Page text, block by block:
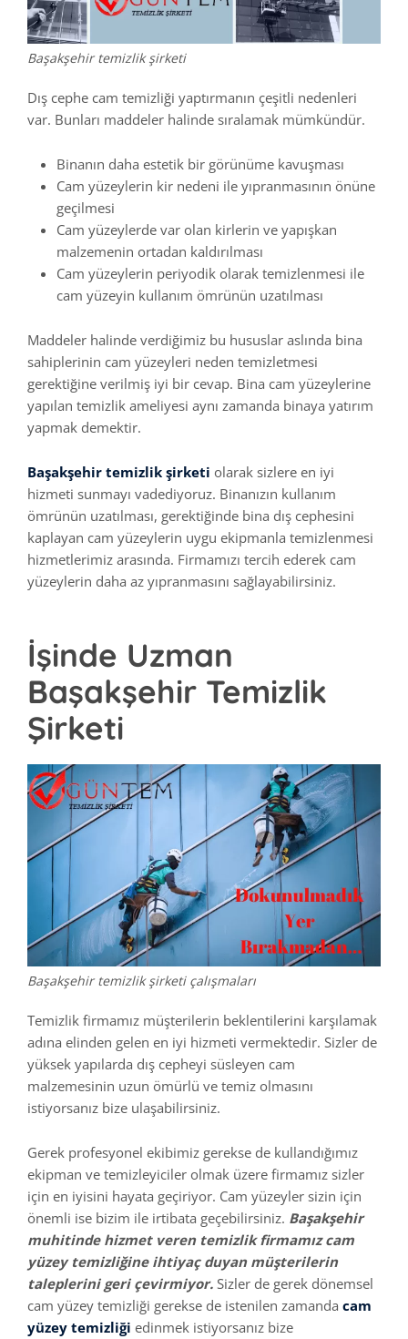
Başakşehir temizlik şirketi
Dış cephe cam temizliği yaptırmanın çeşitli nedenleri
var. Bunları maddeler halinde sıralamak mümkündür.
Binanın daha estetik bir görünüme kavuşması
Cam yüzeylerin kir nedeni ile yıpranmasının önüne
geçilmesi
Cam yüzeylerde var olan kirlerin ve yapışkan
malzemenin ortadan kaldırılması
Cam yüzeylerin periyodik olarak temizlenmesi ile
cam yüzeyin kullanım ömrünün uzatılması
Maddeler halinde verdiğimiz bu hususlar aslında bina
sahiplerinin cam yüzeyleri neden temizletmesi
gerektiğine verilmiş iyi bir cevap. Bina cam yüzeylerine
yapılan temizlik ameliyesi aynı zamanda binaya yatırım
yapmak demektir.
Başakşehir temizlik şirketi olarak sizlere en iyi
hizmeti sunmayı vadediyoruz. Binanızın kullanım
ömrünün uzatılması, gerektiğinde bina dış cephesini
kaplayan cam yüzeylerin uygu ekipmanla temizlenmesi
hizmetlerimiz arasında. Firmamızı tercih ederek cam
yüzeylerin daha az yıpranmasını sağlayabilirsiniz.
İşinde Uzman
Başakşehir Temizlik
Şirketi
Başakşehir temizlik şirketi çalışmaları
Temizlik firmamız müşterilerin beklentilerini karşılamak
adına elinden gelen en iyi hizmeti vermektedir. Sizler de
yüksek yapılarda dış cepheyi süsleyen cam
malzemesinin uzun ömürlü ve temiz olmasını
istiyorsanız bize ulaşabilirsiniz.
Gerek profesyonel ekibimiz gerekse de kullandığımız
ekipman ve temizleyiciler olmak üzere firmamız sizler
için en iyisini hayata geçiriyor. Cam yüzeyler sizin için
önemli ise bizim ile irtibata geçebilirsiniz. Başakşehir
muhitinde hizmet veren temizlik firmamız cam
yüzey temizliğine ihtiyaç duyan müşterilerin
taleplerini geri çevirmiyor. Sizler de gerek dönemsel
cam yüzey temizliği gerekse de istenilen zamanda cam
yüzey temizliği edinmek istiyorsanız bize